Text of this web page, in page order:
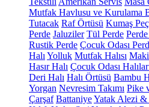
Mutfak Havlusu ve Kurulama
Tutacak Raf Örtüsü Kumaş
Perde Jaluziler Tül Perde
Rustik Perde Çocuk Odası
Halı Yolluk Mutfak Halısı
Hasır Halı Çocuk Odası
Deri Halı Halı Örtüsü Bambu
Yorgan Nevresim Takımı Pike
Çarşaf BattaniyeYatak Alezi